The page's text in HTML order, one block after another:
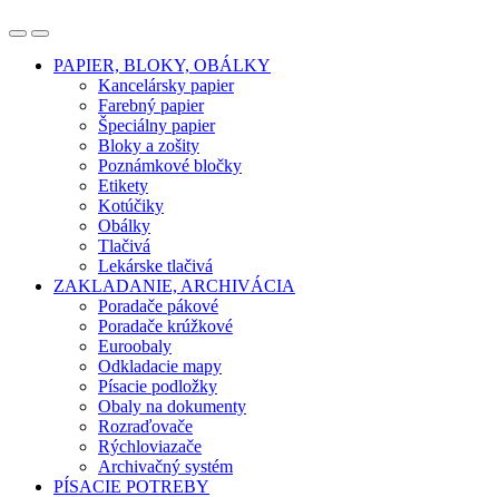
OpenClose
PAPIER, BLOKY, OBÁLKY
Kancelársky papier
Farebný papier
Špeciálny papier
Bloky a zošity
Poznámkové bločky
Etikety
Kotúčiky
Obálky
Tlačivá
Lekárske tlačivá
ZAKLADANIE, ARCHIVÁCIA
Poradače pákové
Poradače krúžkové
Euroobaly
Odkladacie mapy
Písacie podložky
Obaly na dokumenty
Rozraďovače
Rýchloviazače
Archivačný systém
PÍSACIE POTREBY